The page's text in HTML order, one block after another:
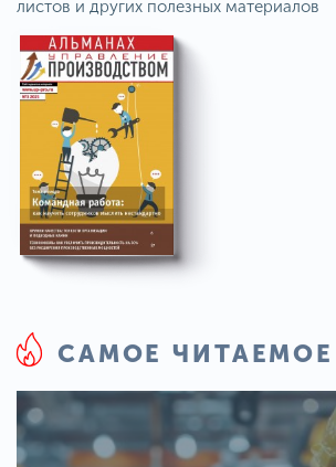
листов и других полезных материалов
САМОЕ ЧИТАЕМОЕ